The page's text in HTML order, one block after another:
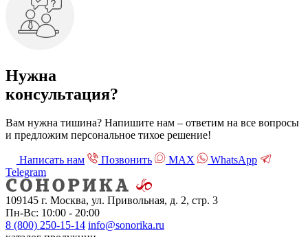
Нужна
консультация?
Вам нужна тишина? Напишите нам – ответим на все вопросы
и предложим персональное тихое решение!
Написать нам Позвонить МАХ
WhatsApp
Telegram
109145 г. Москва, ул. Привольная, д. 2, стр. 3
Пн-Вс: 10:00 - 20:00
8 (800) 250-15-14 info@sonorika.ru